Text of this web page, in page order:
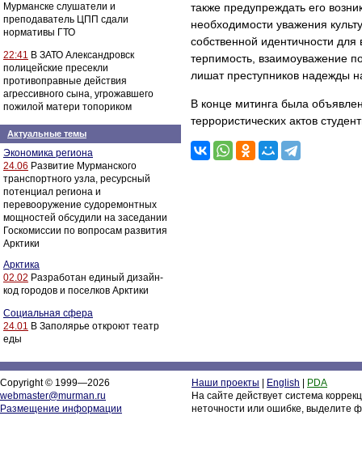
Мурманске слушатели и
преподаватель ЦПП сдали
нормативы ГТО
22:41 В ЗАТО Александровск
полицейские пресекли
противоправные действия
агрессивного сына, угрожавшего
пожилой матери топориком
Актуальные темы
Экономика региона
24.06 Развитие Мурманского
транспортного узла, ресурсный
потенциал региона и
перевооружение судоремонтных
мощностей обсудили на заседании
Госкомиссии по вопросам развития
Арктики
Арктика
02.02 Разработан единый дизайн-
код городов и поселков Арктики
Социальная сфера
24.01 В Заполярье откроют театр
еды
также предупреждать его
необходимости уважения
собственной идентичности
терпимость, взаимоуважение
лишат преступников надежды
В конце митинга была
террористических актов
Copyright © 1999—2026
webmaster@murman.ru
Размещение информации
Наши проекты English
PDA
На сайте действует система
неточности или ошибке, выделите